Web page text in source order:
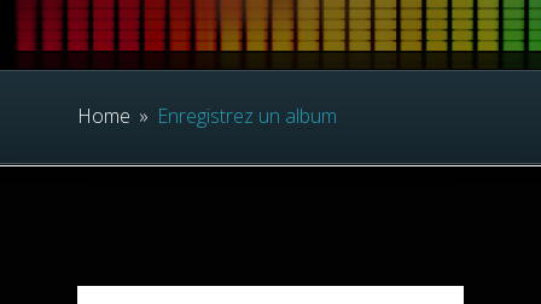
Home » Enregistrez un album